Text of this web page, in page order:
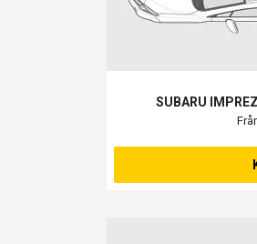
SUBARU